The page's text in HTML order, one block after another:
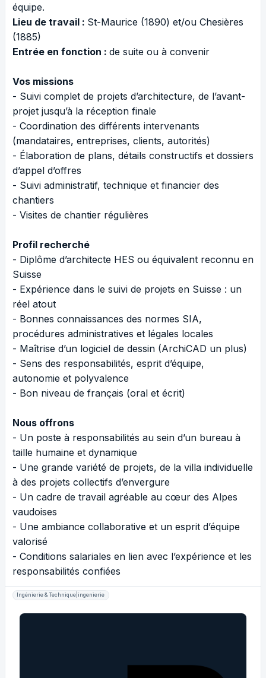
équipe.
Lieu de travail : St-Maurice (1890) et/ou Chesières
(1885)
Entrée en fonction : de suite ou à convenir
Vos missions
- Suivi complet de projets d’architecture, de l’avant-
projet jusqu’à la réception finale
- Coordination des différents intervenants
(mandataires, entreprises, clients, autorités)
- Élaboration de plans, détails constructifs et dossiers
d’appel d’offres
- Suivi administratif, technique et financier des
chantiers
- Visites de chantier régulières
Profil recherché
- Diplôme d’architecte HES ou équivalent reconnu en
Suisse
- Expérience dans le suivi de projets en Suisse : un
réel atout
- Bonnes connaissances des normes SIA,
procédures administratives et légales locales
- Maîtrise d’un logiciel de dessin (ArchiCAD un plus)
- Sens des responsabilités, esprit d’équipe,
autonomie et polyvalence
- Bon niveau de français (oral et écrit)
Nous offrons
- Un poste à responsabilités au sein d’un bureau à
taille humaine et dynamique
- Une grande variété de projets, de la villa individuelle
à des projets collectifs d’envergure
- Un cadre de travail agréable au cœur des Alpes
vaudoises
- Une ambiance collaborative et un esprit d’équipe
valorisé
- Conditions salariales en lien avec l’expérience et les
responsabilités confiées
Ingénierie & Technique|ingenierie